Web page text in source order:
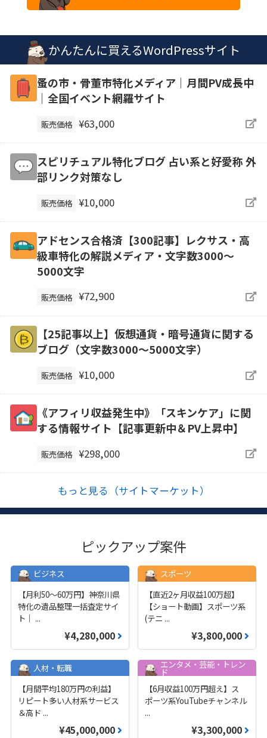
かんたんに買えるWordPressサイト
蚤の市・骨董市特化メディア｜月間PV成長中
｜全国イベント網羅サイト
販売価格 ¥63,000
スピリチュアル特化ブログ 占い系と好愛称 外
部リンク対策なし
販売価格 ¥10,000
アドセンス合格済【300記事】レクサス・高
級車特化の解説メディア・文字数3000～
5000文字
販売価格 ¥72,900
【25記事以上】仮想通貨・暗号通貨に関する
ブログ（文字数3000～5000文字）
販売価格 ¥10,000
《アフィリ収益発生中》「スキンケア」に関
する情報サイト【記事更新中＆PV上昇中】
販売価格 ¥298,000
もっと見る（サイトマーケット）
ピックアップ案件
ビジネス
【月利50〜60万円】神奈川県
特化の遺品整理一括査定サイ
ト｜ ...
¥4,280,000
スポーツ
【直近2ヶ月収益100万超】
【ショート動画】スポーツ系
(テニ ...
¥3,800,000
人材・転職
【月間平均180万円の利益】
リピート多い人材系サービス
＆高ド ...
¥45,000,000
エンタメ・芸能・トレン
ド
【6月収益100万円超え】ス
ポーツ系YouTubeチャンネル
...
¥3,300,000